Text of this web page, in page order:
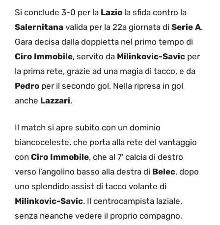
Si conclude 3-0 per la Lazio la sfida contro la
Salernitana valida per la 22a giornata di Serie A.
Gara decisa dalla doppietta nel primo tempo di
Ciro Immobile, servito da Milinkovic-Savic per
la prima rete, grazie ad una magia di tacco, e da
Pedro per il secondo gol. Nella ripresa in gol
anche Lazzari.
Il match si apre subito con un dominio
biancoceleste, che porta alla rete del vantaggio
con Ciro Immobile, che al 7′ calcia di destro
verso l’angolino basso alla destra di Belec, dopo
uno splendido assist di tacco volante di
Milinkovic-Savic. Il centrocampista laziale,
senza neanche vedere il proprio compagno,